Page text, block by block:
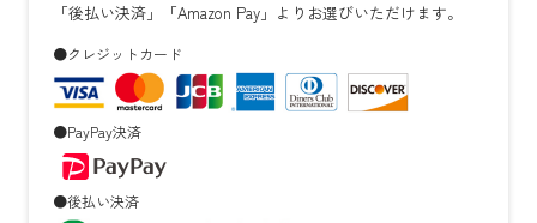
「後払い決済」「Amazon Pay」よりお選びいただけます。
●クレジットカード
●PayPay決済
●後払い決済